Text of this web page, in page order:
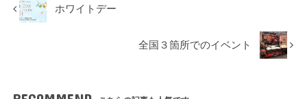
ホワイトデー
全国３箇所でのイベント